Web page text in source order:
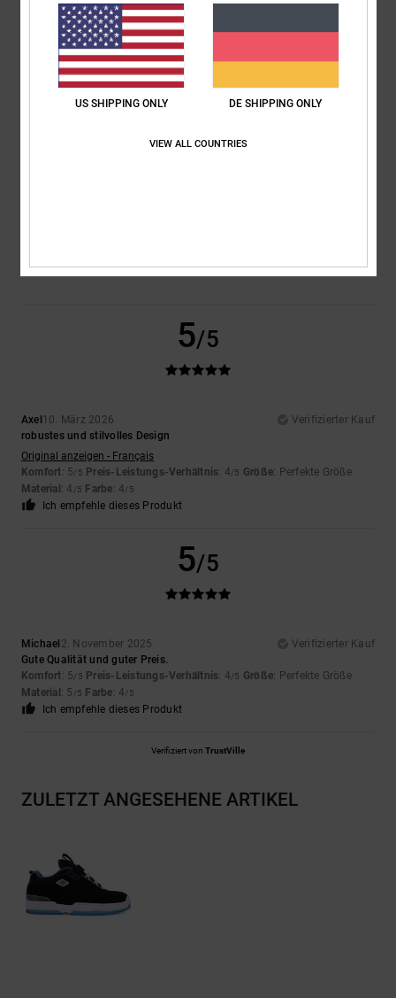
basierend auf2 verifizierten Bewertungen
100% unserer Kunden empfehlen dieses Produkt
Komfort
5/5
Axel 10. März 2026
Verifizierter Kauf
robustes und stilvolles Design
Original anzeigen - Français
Komfort: 5/5 Preis-Leistungs-Verhältnis: 4/5 Größe: Perfekte Größe
Material : 4 /5 Farbe: 4/5
Ich empfehle dieses Produkt
5/5
Michael 2. November 2025
Verifizierter Kauf
Gute Qualität und guter Preis.
Komfort: 5/5 Preis-Leistungs-Verhältnis: 4/5 Größe: Perfekte Größe
Material : 5 /5 Farbe: 4/5
Ich empfehle dieses Produkt
Verifiziert von TrustVille
ZULETZT ANGESEHENE ARTIKEL
US SHIPPING ONLY DE SHIPPING ONLY
VIEW ALL COUNTRIES